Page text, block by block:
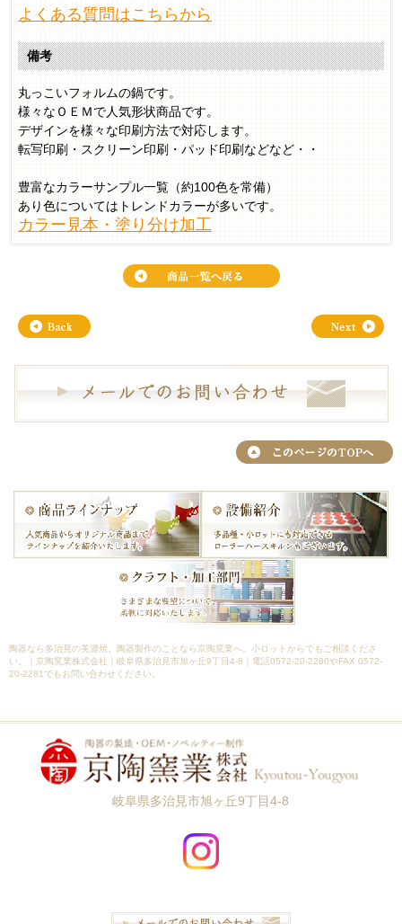
よくある質問はこちらから
備考
丸っこいフォルムの鍋です。
様々なＯＥＭで人気形状商品です。
デザインを様々な印刷方法で対応します。
転写印刷・スクリーン印刷・パッド印刷などなど・・
豊富なカラーサンプル一覧（約100色を常備）
あり色についてはトレンドカラーが多いです。
カラー見本・塗り分け加工
陶器なら多治見の美濃焼。陶器製作のことなら京陶窯業へ。小ロットからでもご相談くださ
い。｜京陶窯業株式会社｜岐阜県多治見市旭ヶ丘9丁目4-8｜電話0572-20-2280やFAX 0572-
20-2281でもお問い合わせください。
岐阜県多治見市旭ヶ丘9丁目4-8